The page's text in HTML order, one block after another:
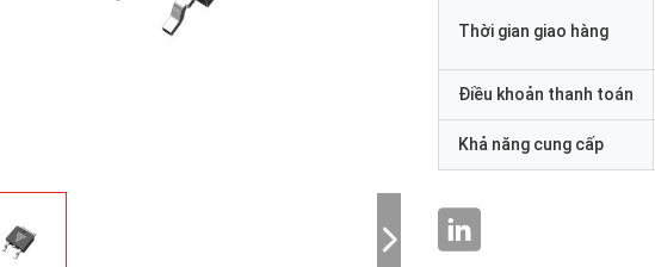
Thời gian giao hàng
Điều khoản thanh toán
Khả năng cung cấp